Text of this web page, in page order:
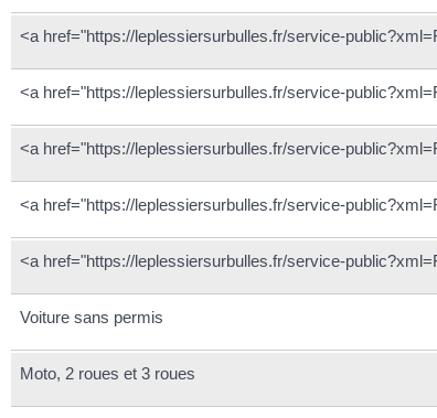
<a href="https://leplessiersurbulles.fr/service-
<a href="https://leplessiersurbulles.fr/service-
<a href="https://leplessiersurbulles.fr/service-
<a href="https://leplessiersurbulles.fr/service-
<a href="https://leplessiersurbulles.fr/service-
Voiture sans permis
Moto, 2 roues et 3 roues